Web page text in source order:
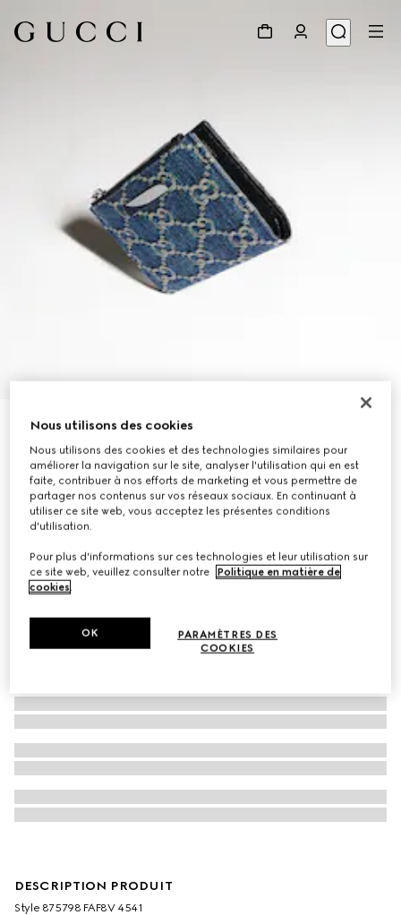
Portefeuille petit format avec plaque Gucci
€ 490
Déclinaisonsdenim GG bleu foncé
DESCRIPTION PRODUIT
Style ‎875798 FAF8V 4541
Nous utilisons des cookies
Nous utilisons des cookies et des technologies similaires pour
améliorer la navigation sur le site, analyser l'utilisation qui en est
faite, contribuer à nos efforts de marketing et vous permettre de
partager nos contenus sur vos réseaux sociaux. En continuant à
utiliser ce site web, vous acceptez les présentes conditions
d'utilisation.
Pour plus d'informations sur ces technologies et leur utilisation sur
ce site web, veuillez consulter notre
Politique en matière de
cookies.
PARAMÈTRES DES
COOKIES
OK